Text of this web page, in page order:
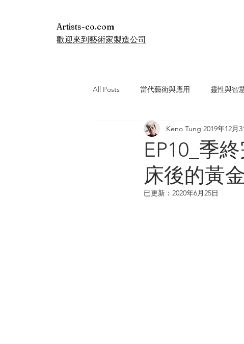
Artists-co.com
歡迎來到藝術家製造公司
All Posts 當代藝術與應用 靈性與智
EP10_季
床後的黃
Keno Tung 2019年12月
已更新： 2020年6月25日